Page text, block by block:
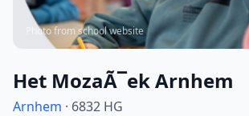
Photo from school website
Het MozaÃ¯ek Arnhem
Arnhem · 6832 HG